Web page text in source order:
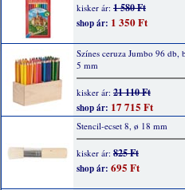
kisker ár: 1 580 Ft
shop ár: 1 350 Ft
Színes ceruza Jumbo 96 db,
5 mm
kisker ár: 21 110 Ft
shop ár: 17 715 Ft
Stencil-ecset 8, ø 18 mm
kisker ár: 825 Ft
shop ár: 695 Ft